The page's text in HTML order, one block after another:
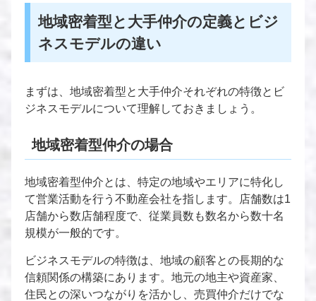
地域密着型と大手仲介の定義とビジ
ネスモデルの違い
まずは、地域密着型と大手仲介それぞれの特徴とビ
ジネスモデルについて理解しておきましょう。
地域密着型仲介の場合
地域密着型仲介とは、特定の地域やエリアに特化し
て営業活動を行う不動産会社を指します。店舗数は1
店舗から数店舗程度で、従業員数も数名から数十名
規模が一般的です。
ビジネスモデルの特徴は、地域の顧客との長期的な
信頼関係の構築にあります。地元の地主や資産家、
住民との深いつながりを活かし、売買仲介だけでな